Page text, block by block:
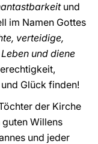
und
im Namen Gottes
verteidige,
und diene
Glück finden!
der Kirche
Willens
und jeder